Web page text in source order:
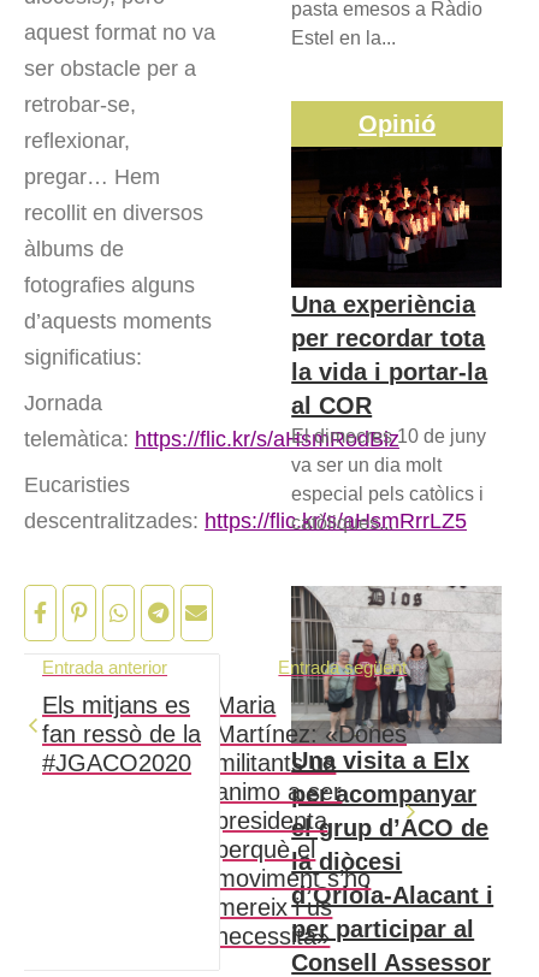
aquest format no va
ser obstacle per a
retrobar-se,
reflexionar,
pregar… Hem
recollit en diversos
àlbums de
fotografies alguns
d’aquests moments
significatius:
Jornada
telemàtica: https://flic.kr/s/aHsmRodBiz
Eucaristies
descentralitzades: https://flic.kr/s/aHsmRrrLZ5
Entrada anterior
Els mitjans es
fan ressò de la
#JGACO2020
Entrada següent
Maria
Martínez: «Dones
militants us
animo a ser
presidenta
perquè el
moviment s’ho
mereix i us
necessita»
pasta emesos a Ràdio
Estel en la...
Opinió
Una experiència
per recordar tota
la vida i portar-la
al COR
El dimecres 10 de juny
va ser un dia molt
especial pels catòlics i
catòliques...
Una visita a Elx
per acompanyar
el grup d’ACO de
la diòcesi
d’Oriola-Alacant i
per participar al
Consell Assessor